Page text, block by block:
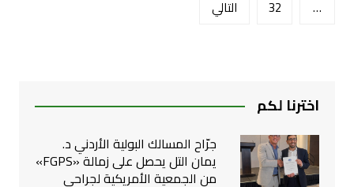
…
32 التالي
اخترنا لكم
جرّاح المسالك البولية الأردني د.
يمان التل يحصل على زمالة «FGPS»
من الجمعية الأمريكية لجراحي